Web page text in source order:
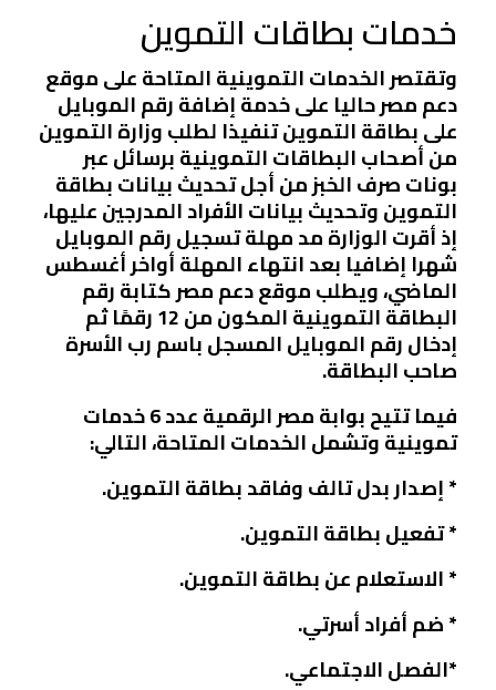
خدمات بطاقات التموين
وتقتصر الخدمات التموينية المتاحة على موقع
دعم مصر حاليا على خدمة إضافة رقم الموبايل
على بطاقة التموين تنفيذا لطلب وزارة التموين
من أصحاب البطاقات التموينية برسائل عبر
بونات صرف الخبز من أجل تحديث بيانات بطاقة
التموين وتحديث بيانات الأفراد المدرجين عليها،
إذ أقرت الوزارة مد مهلة تسجيل رقم الموبايل
شهرا إضافيا بعد انتهاء المهلة أواخر أغسطس
الماضي، ويطلب موقع دعم مصر كتابة رقم
البطاقة التموينية المكون من 12 رقمًا ثم
إدخال رقم الموبايل المسجل باسم رب الأسرة
صاحب البطاقة.
فيما تتيح بوابة مصر الرقمية عدد 6 خدمات
تموينية وتشمل الخدمات المتاحة، التالي:
* إصدار بدل تالف وفاقد بطاقة التموين.
* تفعيل بطاقة التموين.
* الاستعلام عن بطاقة التموين.
* ضم أفراد أسرتي.
*الفصل الاجتماعي.